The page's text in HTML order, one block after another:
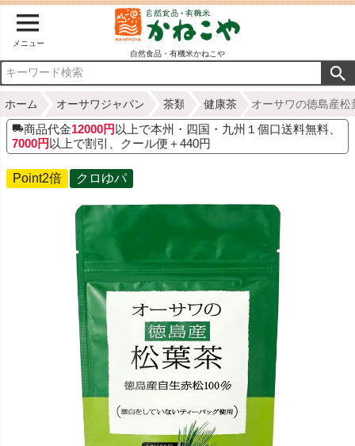
メニュー
自然食品・有機米かねこや
ホーム オーサワジャパン 茶類 健康茶 オーサワの徳島産
商品代金12000円 以上で本州・四国・九州１個口送料無料、
7000円 以上で割引、クール便＋440円
Point2倍 クロゆパ